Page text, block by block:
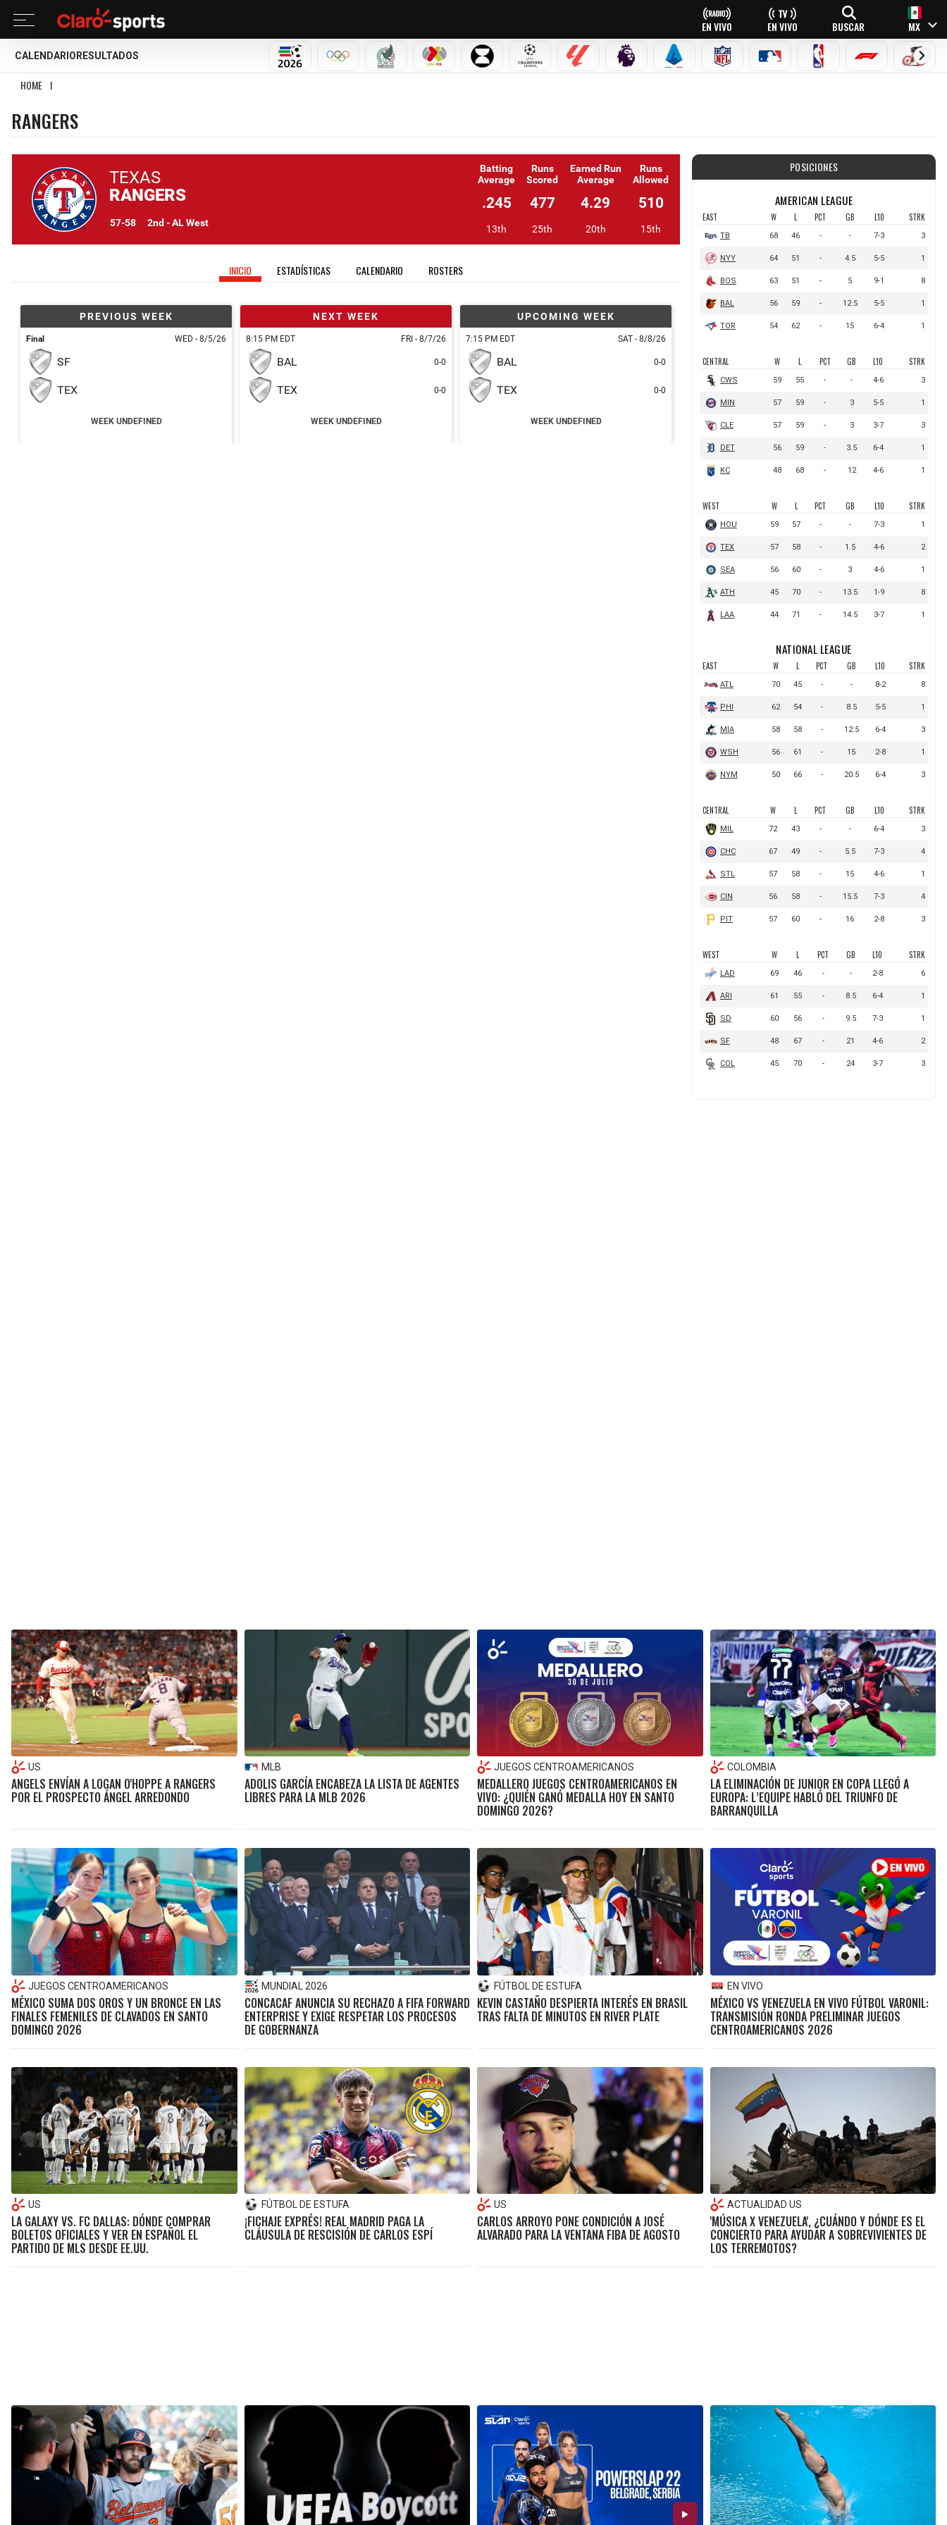
EN VIVO EN VIVO BUSCAR MX
CALENDARIO RESULTADOS
MUNDIAL 2026OLÍMPICOSSELECCIÓN MEXICANA
LIGA MX LEAGUES CUPCHAMPIONS LEAGUE
LALIGA PREMIER LEAGUE
SERIE A NFL MLB NBA FÓRMULA 1
HOME I
RANGERS
US
ANGELS ENVÍAN A LOGAN O'HOPPE A RANGERS
POR EL PROSPECTO ÁNGEL ARREDONDO
MLB
ADOLIS GARCÍA ENCABEZA LA LISTA DE AGENTES
LIBRES PARA LA MLB 2026
JUEGOS CENTROAMERICANOS
MEDALLERO JUEGOS CENTROAMERICANOS EN
VIVO: ¿QUIÉN GANÓ MEDALLA HOY EN SANTO
DOMINGO 2026?
COLOMBIA
LA ELIMINACIÓN DE JUNIOR EN COPA LLEGÓ A
EUROPA: L’EQUIPE HABLÓ DEL TRIUNFO DE
BARRANQUILLA
JUEGOS CENTROAMERICANOS
MÉXICO SUMA DOS OROS Y UN BRONCE EN LAS
FINALES FEMENILES DE CLAVADOS EN SANTO
DOMINGO 2026
MUNDIAL 2026
CONCACAF ANUNCIA SU RECHAZO A FIFA FORWARD
ENTERPRISE Y EXIGE RESPETAR LOS PROCESOS
DE GOBERNANZA
FÚTBOL DE ESTUFA
KEVIN CASTAÑO DESPIERTA INTERÉS EN BRASIL
TRAS FALTA DE MINUTOS EN RIVER PLATE
EN VIVO
MÉXICO VS VENEZUELA EN VIVO FÚTBOL VARONIL:
TRANSMISIÓN RONDA PRELIMINAR JUEGOS
CENTROAMERICANOS 2026
US
LA GALAXY VS. FC DALLAS: DÓNDE COMPRAR
BOLETOS OFICIALES Y VER EN ESPAÑOL EL
PARTIDO DE MLS DESDE EE.UU.
FÚTBOL DE ESTUFA
¡FICHAJE EXPRÉS! REAL MADRID PAGA LA
CLÁUSULA DE RESCISIÓN DE CARLOS ESPÍ
US
CARLOS ARROYO PONE CONDICIÓN A JOSÉ
ALVARADO PARA LA VENTANA FIBA DE AGOSTO
ACTUALIDAD US
'MÚSICA X VENEZUELA', ¿CUÁNDO Y DÓNDE ES EL
CONCIERTO PARA AYUDAR A SOBREVIVIENTES DE
LOS TERREMOTOS?